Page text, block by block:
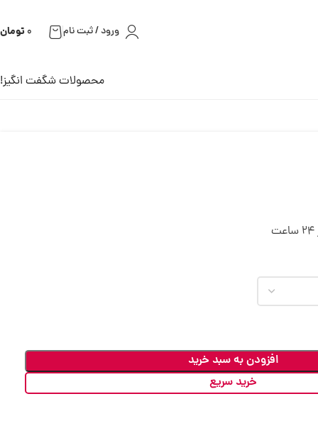
ورود / ثبت نام 0تومان
محصولات شگفت انگیز!
افزودن به سبد خرید
خرید سریع